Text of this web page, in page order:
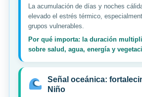
La acumulación de días y noches
elevado el estrés térmico,
grupos vulnerables.
Por qué importa: la duración
sobre salud, agua, energía y
Señal oceánica:
Niño